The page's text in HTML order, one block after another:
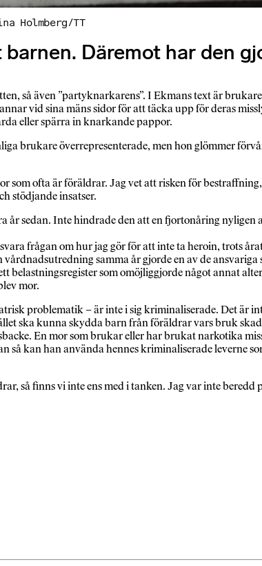
Holmberg/TT
Däremot har den
så även ”partyknarkarens”. I Ekmans text är
vid sina mäns sidor för att täcka upp för deras
eller spärra in knarkande pappor.
brukare överrepresenterade, men hon glömmer
ofta är föräldrar. Jag vet att risken för
stödjande insatser.
sedan. Inte hindrade den att en fjortonåring nyligen
frågan om hur jag gör för att inte ta heroin, trots
samma år gjorde en av de ansvariga
belastningsregister som omöjliggjorde något annat
mor.
problematik – är inte i sig kriminaliserade. Det är
ska kunna skydda barn från föräldrar vars bruk
En mor som brukar eller har brukat narkotika
kan han använda hennes kriminaliserade leverne
så finns vi inte ens med i tanken. Jag var inte beredd